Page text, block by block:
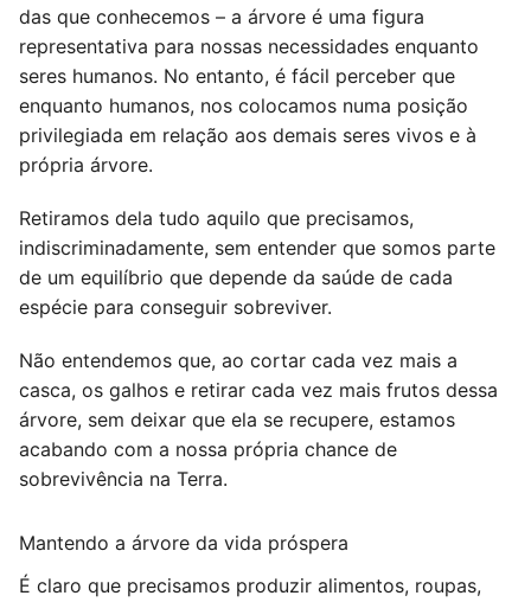
das que conhecemos – a árvore é uma figura
representativa para nossas necessidades enquanto
seres humanos. No entanto, é fácil perceber que
enquanto humanos, nos colocamos numa posição
privilegiada em relação aos demais seres vivos e à
própria árvore.
Retiramos dela tudo aquilo que precisamos,
indiscriminadamente, sem entender que somos parte
de um equilíbrio que depende da saúde de cada
espécie para conseguir sobreviver.
Não entendemos que, ao cortar cada vez mais a
casca, os galhos e retirar cada vez mais frutos dessa
árvore, sem deixar que ela se recupere, estamos
acabando com a nossa própria chance de
sobrevivência na Terra.
Mantendo a árvore da vida próspera
É claro que precisamos produzir alimentos, roupas,